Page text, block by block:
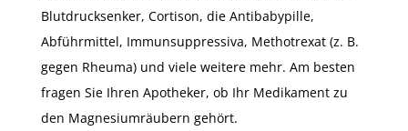
Blutdrucksenker, Cortison, die Antibabypille,
Abführmittel, Immunsuppressiva, Methotrexat (z. B.
gegen Rheuma) und viele weitere mehr. Am besten
fragen Sie Ihren Apotheker, ob Ihr Medikament zu
den Magnesiumräubern gehört.